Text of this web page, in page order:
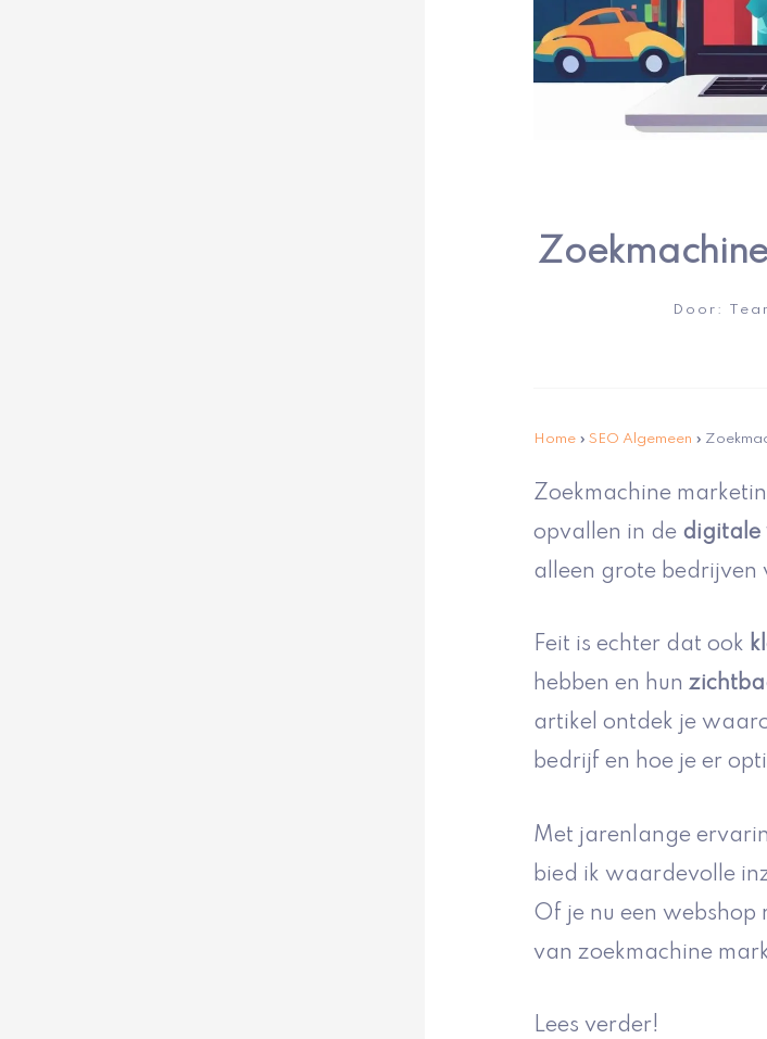
Door:
Home » SEO Algemeen »
Zoekmachine
opvallen in de digitale
alleen grote bedrijven
Feit is echter dat ook
hebben en hun
artikel ontdek je
bedrijf en hoe je er
Met jarenlange
bied ik waardevolle
Of je nu een webshop
van zoekmachine
Lees verder!